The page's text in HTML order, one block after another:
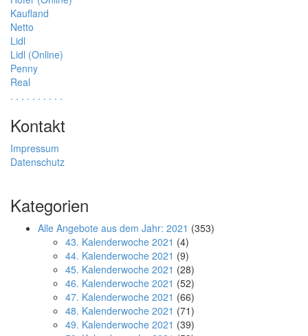
Kaufland
Netto
Lidl
Lidl (Online)
Penny
Real
. . . . . . . . . .
Kontakt
Impressum
Datenschutz
Kategorien
Alle Angebote aus dem Jahr: 2021 (353)
43. Kalenderwoche 2021 (4)
44. Kalenderwoche 2021 (9)
45. Kalenderwoche 2021 (28)
46. Kalenderwoche 2021 (52)
47. Kalenderwoche 2021 (66)
48. Kalenderwoche 2021 (71)
49. Kalenderwoche 2021 (39)